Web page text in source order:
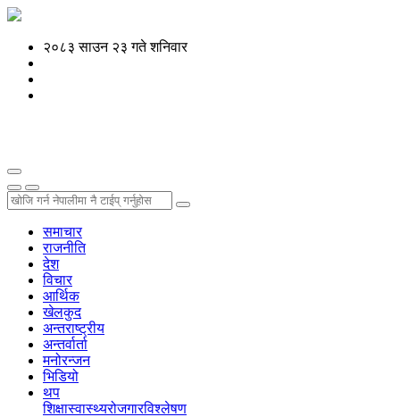
२०८३ साउन २३ गते शनिवार
समाचार
राजनीति
देश
विचार
आर्थिक
खेलकुद
अन्तराष्ट्रीय
अन्तर्वार्ता
मनोरन्जन
भिडियो
थप
शिक्षास्वास्थ्यरोजगारविश्लेषण